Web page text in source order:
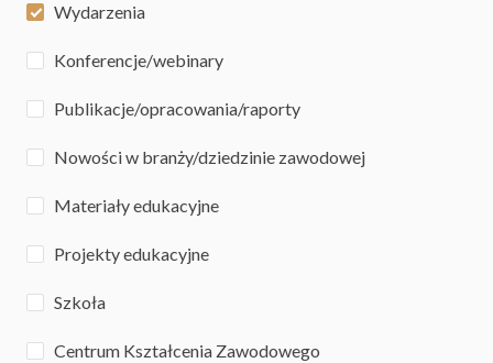
Wydarzenia
Konferencje/webinary
Publikacje/opracowania/raporty
Nowości w branży/dziedzinie zawodowej
Materiały edukacyjne
Projekty edukacyjne
Szkoła
Centrum Kształcenia Zawodowego